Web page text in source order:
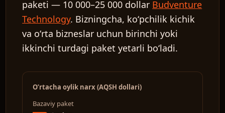
paketi — 10 000–25 000 dollar Budventure
Technology. Bizningcha, koʻpchilik kichik
va oʻrta bizneslar uchun birinchi yoki
ikkinchi turdagi paket yetarli boʻladi.
O’rtacha oylik narx (AQSH dollari)
Bazaviy paket